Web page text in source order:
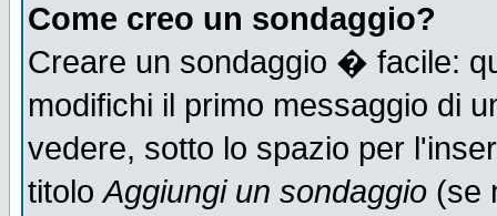
Come creo un sondaggio?
Creare un sondaggio � facile:
modifichi il primo messaggio di
vedere, sotto lo spazio per
titoloAggiungi un sondaggio (se